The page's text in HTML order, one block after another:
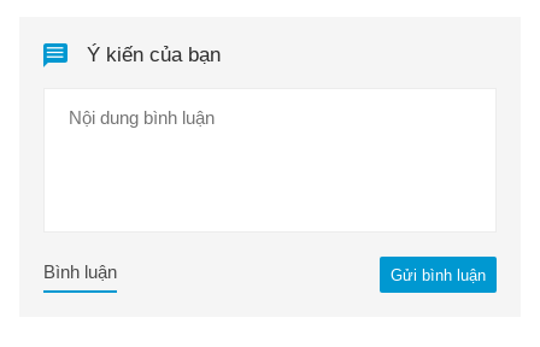
Ý kiến của bạn
Gửi bình luận
Bình luận